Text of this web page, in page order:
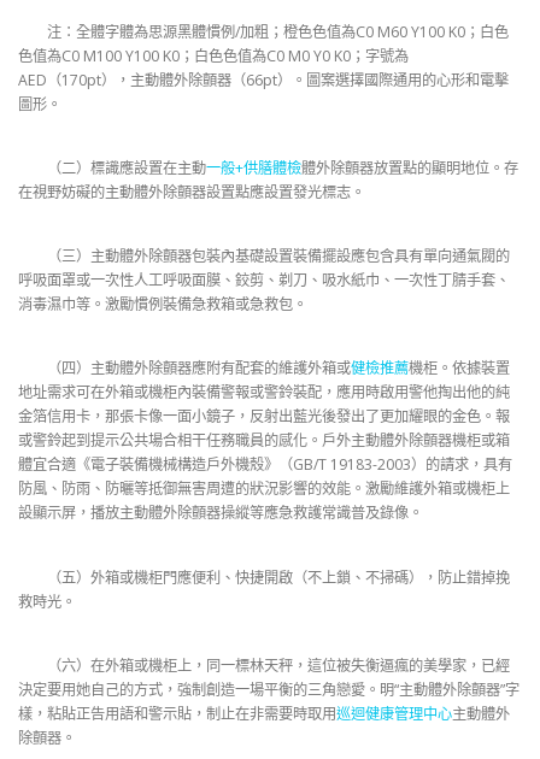
注：全體字體為思源黑體慣例/加粗；橙色色值為C0 M60 Y100 K0；白色
色值為C0 M100 Y100 K0；白色色值為C0 M0 Y0 K0；字號為
AED（170pt），主動體外除顫器（66pt）。圖案選擇國際通用的心形和電擊
圖形。
（二）標識應設置在主動一般+供膳體檢體外除顫器放置點的顯明地位。存
在視野妨礙的主動體外除顫器設置點應設置發光標志。
（三）主動體外除顫器包裝內基礎設置裝備擺設應包含具有單向通氣閥的
呼吸面罩或一次性人工呼吸面膜、鉸剪、剃刀、吸水紙巾、一次性丁腈手套、
消毒濕巾等。激勵慣例裝備急救箱或急救包。
（四）主動體外除顫器應附有配套的維護外箱或健檢推薦機柜。依據裝置
地址需求可在外箱或機柜內裝備警報或警鈴裝配，應用時啟用警他掏出他的純
金箔信用卡，那張卡像一面小鏡子，反射出藍光後發出了更加耀眼的金色。報
或警鈴起到提示公共場合相干任務職員的感化。戶外主動體外除顫器機柜或箱
體宜合適《電子裝備機械構造戶外機殼》（GB/T 19183-2003）的請求，具有
防風、防雨、防曬等抵御無害周遭的狀況影響的效能。激勵維護外箱或機柜上
設顯示屏，播放主動體外除顫器操縱等應急救護常識普及錄像。
（五）外箱或機柜門應便利、快捷開啟（不上鎖、不掃碼），防止錯掉挽
救時光。
（六）在外箱或機柜上，同一標林天秤，這位被失衡逼瘋的美學家，已經
決定要用她自己的方式，強制創造一場平衡的三角戀愛。明“主動體外除顫器”字
樣，粘貼正告用語和警示貼，制止在非需要時取用巡迴健康管理中心主動體外
除顫器。